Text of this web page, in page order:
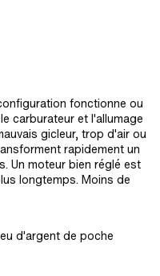
fonctionne ou
carburateur et l'allumage
gicleur, trop d'air ou
rapidement un
Un moteur bien réglé est
longtemps. Moins de
d'argent de poche